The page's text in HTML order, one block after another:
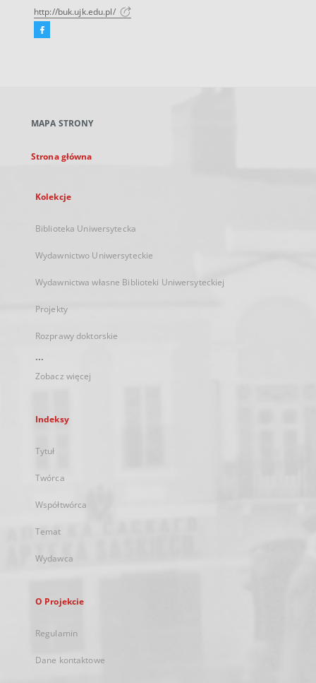
http://buk.ujk.edu.pl/
Facebook
karcie
MAPA STRONY
Strona główna
Kolekcje
Biblioteka Uniwersytecka
Wydawnictwo Uniwersyteckie
Wydawnictwa własne Biblioteki Uniwersyteckiej
Projekty
Rozprawy doktorskie
...
Zobacz więcej
Indeksy
Tytuł
Twórca
Współtwórca
Temat
Wydawca
O Projekcie
Regulamin
Dane kontaktowe